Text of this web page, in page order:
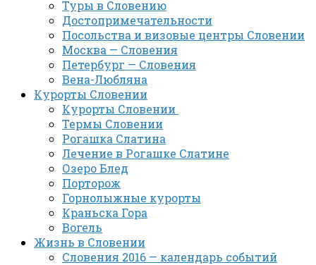
Туры в Словению
Достопримечательности
Посольства и визовые центры Словении
Москва — Словения
Петербург — Словения
Вена-Любляна
Курорты Словении
Курорты Словении
Термы Словении
Рогашка Слатина
Лечение в Рогашке Слатине
Озеро Блед
Порторож
Горнолыжные курорты
Краньска Гора
Вогель
Жизнь в Словении
Словения 2016 — календарь событий